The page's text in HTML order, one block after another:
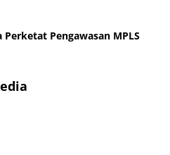
Pengawasan MPLS